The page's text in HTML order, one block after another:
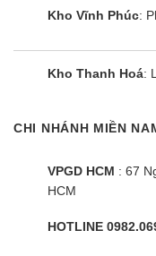
vô cùng thuận
lỗi và có biện
…
Chế độ bảo
Nagakawa
Điều hòa
Kho Vĩnh Phúc:
Kho Thanh Hoá:
CHI NHÁNH MIỀN
VPGD HCM : 67
HCM
HOTLINE